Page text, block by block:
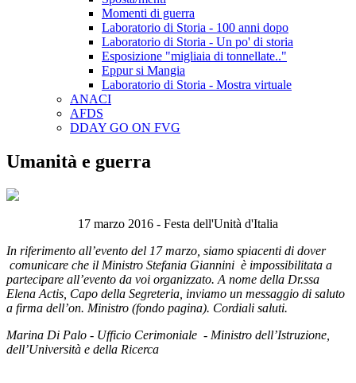
Momenti di guerra
Laboratorio di Storia - 100 anni dopo
Laboratorio di Storia - Un po' di storia
Esposizione "migliaia di tonnellate.."
Eppur si Mangia
Laboratorio di Storia - Mostra virtuale
ANACI
AFDS
DDAY GO ON FVG
Umanità e guerra
17 marzo 2016 - Festa dell'Unità d'Italia
In riferimento all’evento del 17 marzo, siamo spiacenti di dover
comunicare che il Ministro Stefania Giannini è impossibilitata a
partecipare all’evento da voi organizzato. A nome della Dr.ssa
Elena Actis, Capo della Segreteria, inviamo un messaggio di saluto
a firma dell’on. Ministro (fondo pagina). Cordiali saluti.
Marina Di Palo - Ufficio Cerimoniale - Ministro dell’Istruzione,
dell’Università e della Ricerca